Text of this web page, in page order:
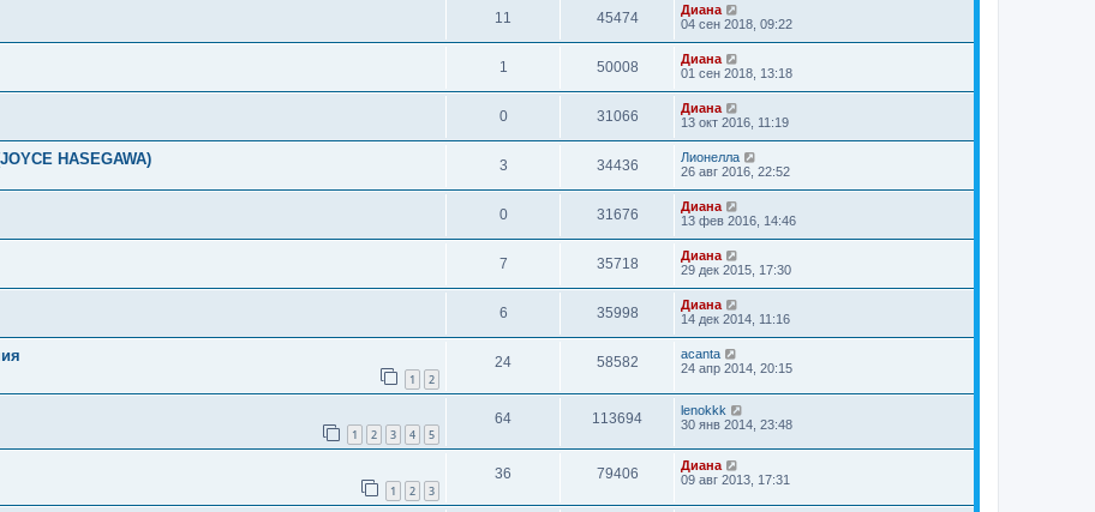
11 45474
Диана
04 сен 2018, 09:22
1 50008
Диана
01 сен 2018, 13:18
0 31066
Диана
13 окт 2016, 11:19
HASEGAWA) 3 34436
Лионелла
26 авг 2016, 22:52
0 31676
Диана
13 фев 2016, 14:46
7 35718
Диана
29 дек 2015, 17:30
6 35998
Диана
14 дек 2014, 11:16
1 2
24 58582
acanta
24 апр 2014, 20:15
1 2 3 4 5
64 113694
lenokkk
30 янв 2014, 23:48
1 2 3
36 79406
Диана
09 авг 2013, 17:31